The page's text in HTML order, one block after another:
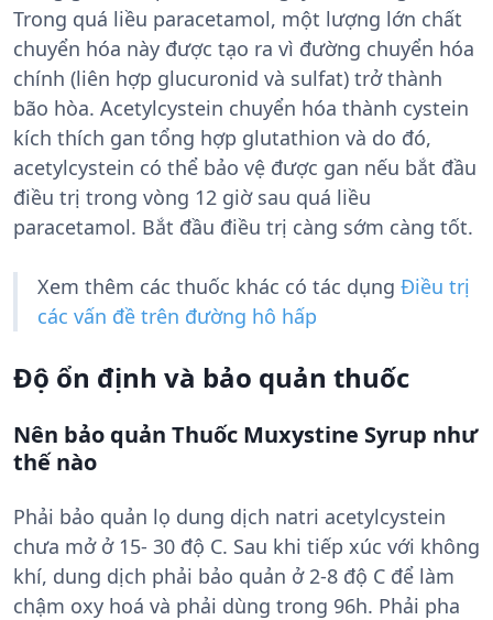
Trong quá liều paracetamol, một lượng lớn chất
chuyển hóa này được tạo ra vì đường chuyển hóa
chính (liên hợp glucuronid và sulfat) trở thành
bão hòa. Acetylcystein chuyển hóa thành cystein
kích thích gan tổng hợp glutathion và do đó,
acetylcystein có thể bảo vệ được gan nếu bắt đầu
điều trị trong vòng 12 giờ sau quá liều
paracetamol. Bắt đầu điều trị càng sớm càng tốt.
Xem thêm các thuốc khác có tác dụng Điều trị
các vấn đề trên đường hô hấp
Độ ổn định và bảo quản thuốc
Nên bảo quản Thuốc Muxystine Syrup như
thế nào
Phải bảo quản lọ dung dịch natri acetylcystein
chưa mở ở 15- 30 độ C. Sau khi tiếp xúc với không
khí, dung dịch phải bảo quản ở 2-8 độ C để làm
chậm oxy hoá và phải dùng trong 96h. Phải pha